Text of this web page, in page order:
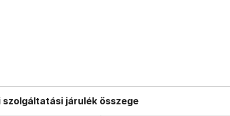
szolgáltatási járulék összege